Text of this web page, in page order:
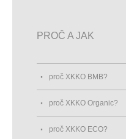
PROČ A JAK
proč XKKO BMB?
proč XKKO Organic?
proč XKKO ECO?